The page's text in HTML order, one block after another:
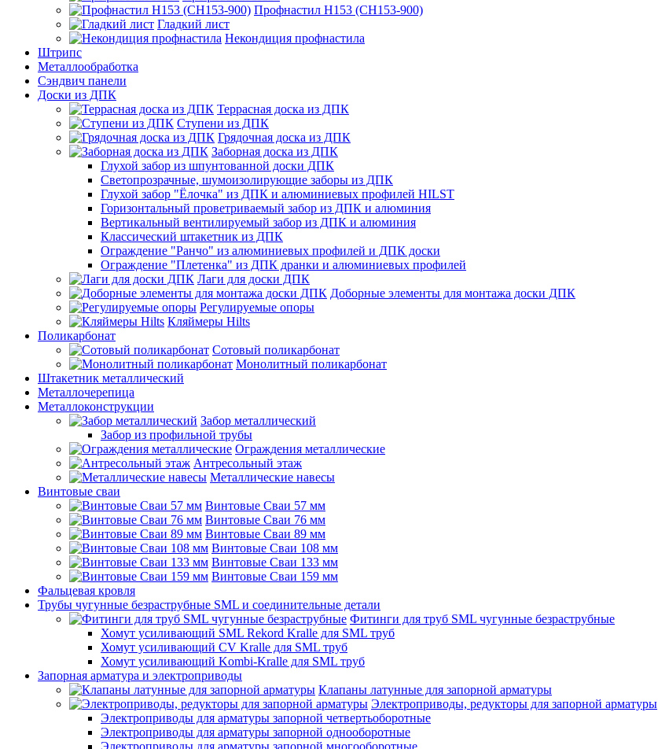
Профнастил Н153 (СН153-900)
Гладкий лист
Некондиция профнастила
Штрипс
Металлообработка
Сэндвич панели
Доски из ДПК
Террасная доска из ДПК
Ступени из ДПК
Грядочная доска из ДПК
Заборная доска из ДПК
Глухой забор из шпунтованной доски ДПК
Светопрозрачные, шумоизолирующие заборы из ДПК
Глухой забор "Ёлочка" из ДПК и алюминиевых профилей HILST
Горизонтальный проветриваемый забор из ДПК и алюминия
Вертикальный вентилируемый забор из ДПК и алюминия
Классический штакетник из ДПК
Ограждение "Ранчо" из алюминиевых профилей и ДПК доски
Ограждение "Плетенка" из ДПК дранки и алюминиевых профилей
Лаги для доски ДПК
Доборные элементы для монтажа доски ДПК
Регулируемые опоры
Кляймеры Hilts
Поликарбонат
Сотовый поликарбонат
Монолитный поликарбонат
Штакетник металлический
Металлочерепица
Металлоконструкции
Забор металлический
Забор из профильной трубы
Ограждения металлические
Антресольный этаж
Металлические навесы
Винтовые сваи
Винтовые Сваи 57 мм
Винтовые Сваи 76 мм
Винтовые Сваи 89 мм
Винтовые Сваи 108 мм
Винтовые Сваи 133 мм
Винтовые Сваи 159 мм
Фальцевая кровля
Трубы чугунные безраструбные SML и соединительные детали
Фитинги для труб SML чугунные безраструбные
Хомут усиливающий SML Rekord Kralle для SML труб
Хомут усиливающий CV Kralle для SML труб
Хомут усиливающий Kombi-Kralle для SML труб
Запорная арматура и электроприводы
Клапаны латунные для запорной арматуры
Электроприводы, редукторы для запорной арматуры
Электроприводы для арматуры запорной четвертьоборотные
Электроприводы для арматуры запорной однооборотные
Электроприводы для арматуры запорной многооборотные